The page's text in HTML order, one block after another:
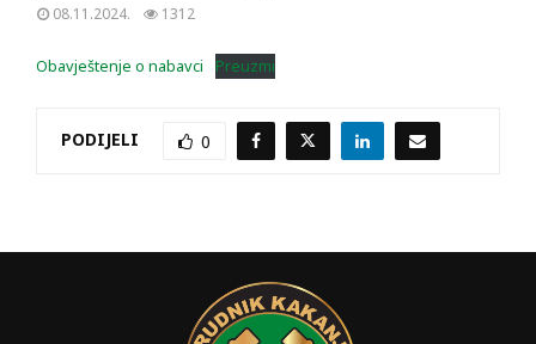
08.11.2024. 1312
Obavještenje o nabavci Preuzmi
PODIJELI 0